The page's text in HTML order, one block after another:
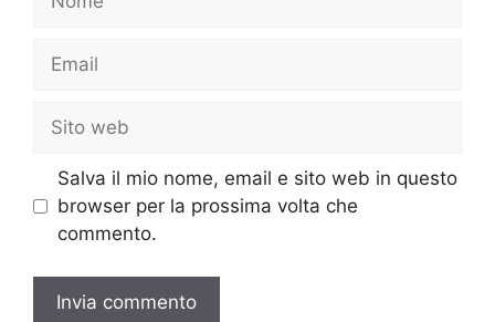
Email
Sito
web
Salva il mio nome, email e sito web in questo
browser per la prossima volta che
commento.